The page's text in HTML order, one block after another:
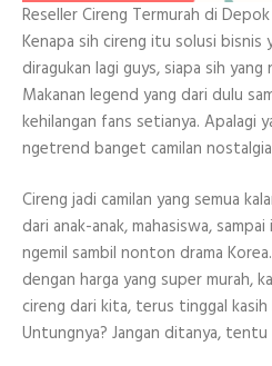
Reseller Cireng Termurah di
Kenapa sih cireng itu solusi bisnis
diragukan lagi guys, siapa sih yang
Makanan legend yang dari dulu
kehilangan fans setianya. Apalagi
ngetrend banget camilan
Cireng jadi camilan yang semua
dari anak-anak, mahasiswa,
ngemil sambil nonton drama
dengan harga yang super murah,
cireng dari kita, terus tinggal kasih
Untungnya? Jangan ditanya,